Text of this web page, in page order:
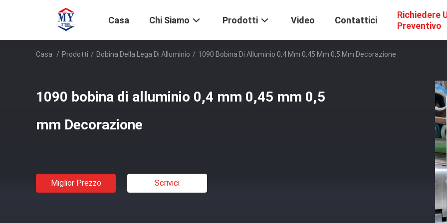
Casa Chi Siamo Prodotti Video Contattici
Richiedere
Preventivo
Casa / Prodotti / Bobina Della Lega Di Alluminio / 1090 Bobina Di Alluminio 0,4 Mm 0,45 Mm 0,5 Mm Decorazione
1090 bobina di alluminio 0,4 mm 0,45 mm 0,5
mm Decorazione
Miglior Prezzo Scrivici